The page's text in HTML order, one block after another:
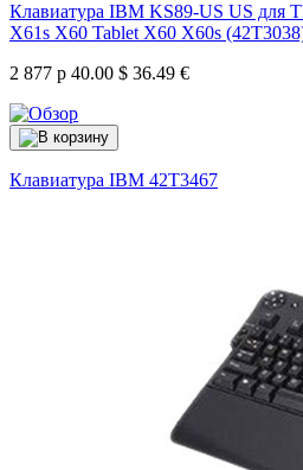
Клавиатура IBM KS89-US US для
X61s X60 Tablet X60 X60s
2 877 р 40.00 $ 36.49 €
Клавиатура IBM 42T3467